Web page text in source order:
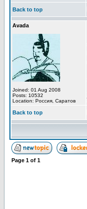
Back to top
Avada
Joined: 01 Aug 2008
Posts: 10532
Location: Россия, Саратов
Back to top
Page 1 of 1